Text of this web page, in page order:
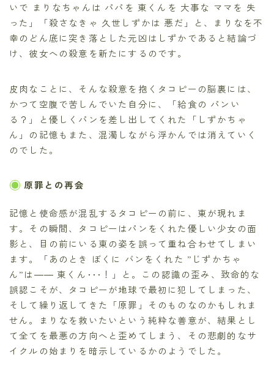
いで まりなちゃんは パパを 東くんを 大事な ママを 失
った」「殺さなきゃ 久世しずかは 悪だ」と、まりなを不
幸のどん底に突き落とした元凶はしずかであると結論づ
け、彼女への殺意を新たにするのです。
皮肉なことに、そんな殺意を抱くタコピーの脳裏には、
かつて空腹で苦しんでいた自分に、「給食の パンい
る？」と優しくパンを差し出してくれた「しずかちゃ
ん」の記憶もまた、混濁しながら浮かんでは消えていく
のでした。
原罪との再会
記憶と使命感が混乱するタコピーの前に、東が現れま
す。その瞬間、タコピーはパンをくれた優しい少女の面
影と、目の前にいる東の姿を誤って重ね合わせてしまい
ます。「あのとき ぼくに バンをくれた ”じずかちゃ
ん”は―― 東くん･･･！」と。この認識の歪み、致命的な
誤認こそが、タコピーが地球で最初に犯してしまった、
そして繰り返してきた「原罪」そのものなのかもしれま
せん。まりなを救いたいという純粋な善意が、結果とし
て全てを最悪の方向へと歪めてしまう、その悲劇的なサ
イクルの始まりを暗示しているかのようでした。